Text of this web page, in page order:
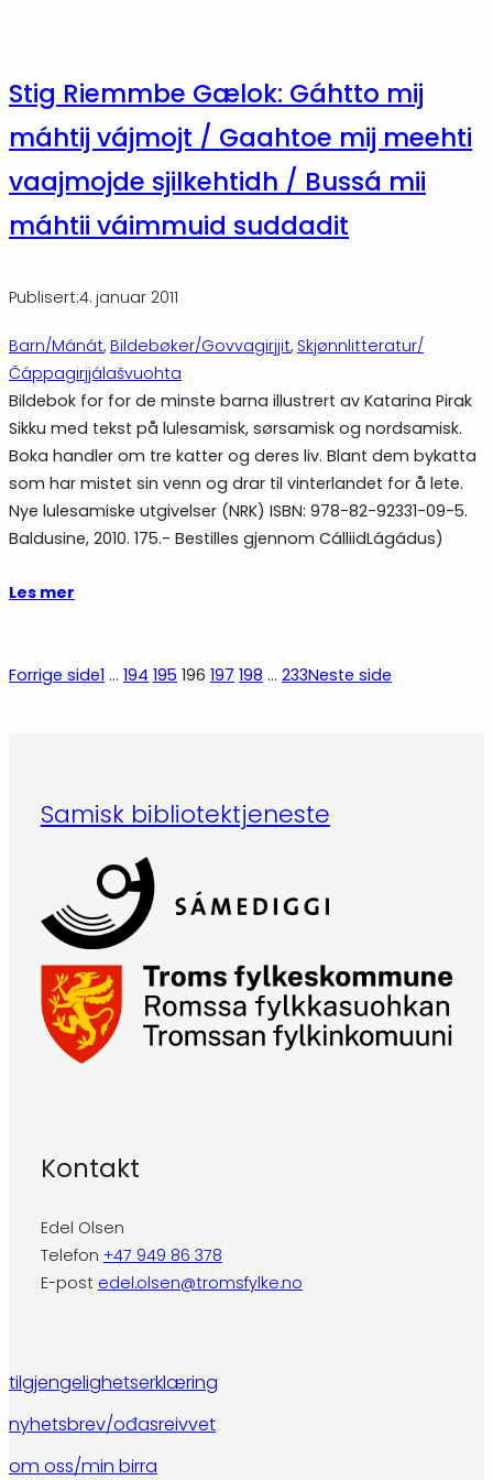
Stig Riemmbe Gælok: Gáhtto mij
máhtij vájmojt / Gaahtoe mij meehti
vaajmojde sjilkehtidh / Bussá mii
máhtii váimmuid suddadit
Publisert:4. januar 2011
Barn/Mánát, Bildebøker/Govvagirjjit, Skjønnlitteratur/
Čáppagirjjálašvuohta
Bildebok for for de minste barna illustrert av Katarina Pirak
Sikku med tekst på lulesamisk, sørsamisk og nordsamisk.
Boka handler om tre katter og deres liv. Blant dem bykatta
som har mistet sin venn og drar til vinterlandet for å lete.
Nye lulesamiske utgivelser (NRK) ISBN: 978-82-92331-09-5.
Baldusine, 2010. 175.- Bestilles gjennom CálliidLágádus)
Les mer
Forrige side1 … 194 195 196 197 198 … 233Neste side
Samisk bibliotektjeneste
Kontakt
Edel Olsen
Telefon +47 949 86 378
E-post edel.olsen@tromsfylke.no
tilgjengelighetserklæring
nyhetsbrev/ođasreivvet
om oss/min birra